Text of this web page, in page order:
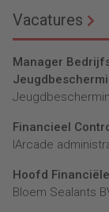
Vacatures
Manager
Financieel
lArcade
Hoofd
Bloem Sealants